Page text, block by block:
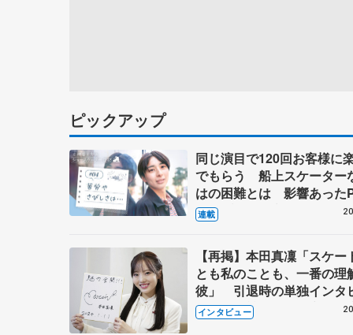
ピックアップ
同じ演目で120回お客様に
でもらう 船上スケーター
はの困難とは 影響あった
キャプテン松永さんの存在
連載
【再掲】本田真凜「スケー
とも私のことも、一番の理
彼」 引退時の単独インタ
で語った競技人生や家族、
これからの夢…
インタビュー